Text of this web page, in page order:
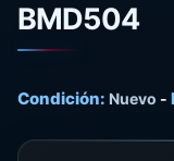
BMD504
Condición: Nuevo -